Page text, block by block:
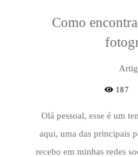
Como
187
Olá pessoal, esse é um
aqui, uma das principais
recebo em minhas redes